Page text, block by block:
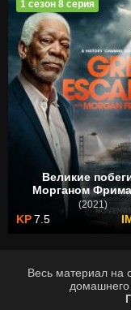
Великие
Морганом
(2021)
7.5
1 сезон 8 серия
Весь материал на
домашнего